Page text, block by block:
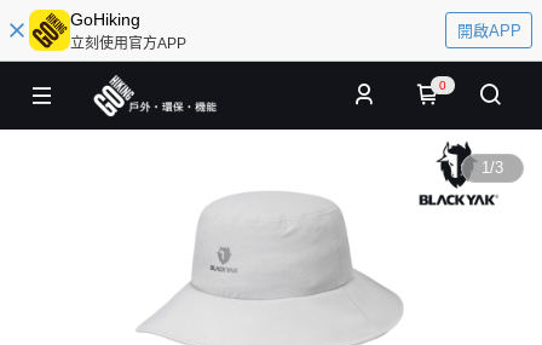
GoHiking
立刻使用官方APP
開啟APP
0
1/3